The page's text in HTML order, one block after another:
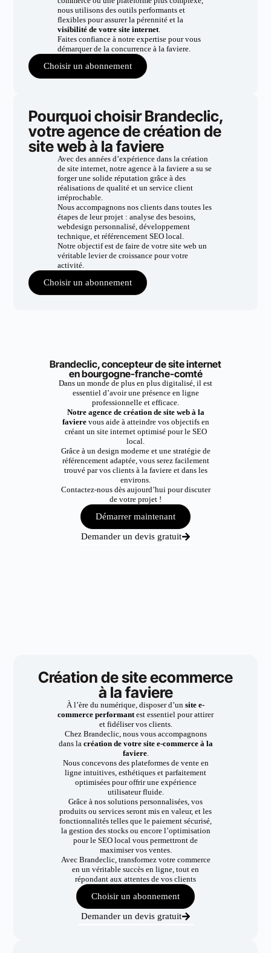
nous utilisons des outils performants et
flexibles pour assurer la pérennité et la
visibilité de votre site internet.
Faites confiance à notre expertise pour vous
démarquer de la concurrence à la faviere.
Choisir un abonnement
Pourquoi choisir Brandeclic,
votre agence de création de
site web à la faviere
Avec des années d’expérience dans la création
de site internet, notre agence à la faviere a su se
forger une solide réputation grâce à des
réalisations de qualité et un service client
irréprochable.
Nous accompagnons nos clients dans toutes les
étapes de leur projet : analyse des besoins,
webdesign personnalisé, développement
technique, et référencement SEO local.
Notre objectif est de faire de votre site web un
véritable levier de croissance pour votre
activité.
Choisir un abonnement
Brandeclic, concepteur de site internet
en bourgogne-franche-comté
Dans un monde de plus en plus digitalisé, il est
essentiel d’avoir une présence en ligne
professionnelle et efficace.
Notre agence de création de site web à la
favierevous aide à atteindre vos objectifs en
créant un site internet optimisé pour le SEO
local.
Grâce à un design moderne et une stratégie de
référencement adaptée, vous serez facilement
trouvé par vos clients à la faviere et dans les
environs.
Contactez-nous dès aujourd’hui pour discuter
de votre projet !
Démarrer maintenant
Demander un devis gratuit
Création de site ecommerce
à la faviere
À l’ère du numérique, disposer d’un site e-
commerce performantest essentiel pour attirer
et fidéliser vos clients.
Chez Brandeclic, nous vous accompagnons
dans la création de votre site e-commerce à la
faviere.
Nous concevons des plateformes de vente en
ligne intuitives, esthétiques et parfaitement
optimisées pour offrir une expérience
utilisateur fluide.
Grâce à nos solutions personnalisées, vos
produits ou services seront mis en valeur, et les
fonctionnalités telles que le paiement sécurisé,
la gestion des stocks ou encore l’optimisation
pour le SEO local vous permettront de
maximiser vos ventes.
Avec Brandeclic, transformez votre commerce
en un véritable succès en ligne, tout en
répondant aux attentes de vos clients
Choisir un abonnement
Demander un devis gratuit